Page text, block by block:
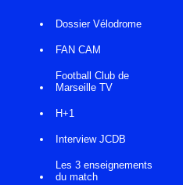
Dossier Vélodrome
FAN CAM
Football Club de
Marseille TV
H+1
Interview JCDB
Les 3 enseignements
du match